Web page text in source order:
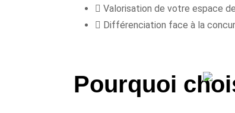
Valorisation de votre espace
Différenciation face à la
Pourquoi